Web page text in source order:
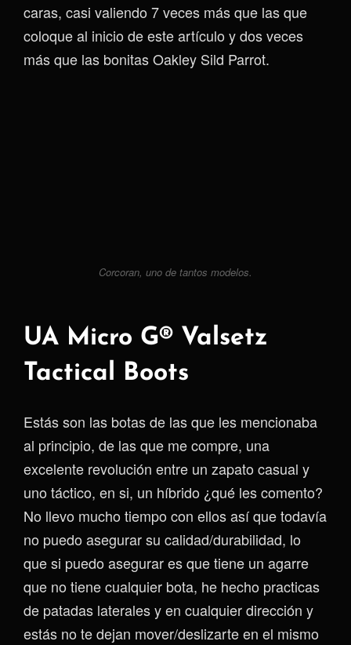
caras, casi valiendo 7 veces más que las que
coloque al inicio de este artículo y dos veces
más que las bonitas Oakley Sild Parrot.
Corcoran, uno de tantos modelos.
UA Micro G® Valsetz
Tactical Boots
Estás son las botas de las que les mencionaba
al principio, de las que me compre, una
excelente revolución entre un zapato casual y
uno táctico, en si, un híbrido ¿qué les comento?
No llevo mucho tiempo con ellos así que todavía
no puedo asegurar su calidad/durabilidad, lo
que si puedo asegurar es que tiene un agarre
que no tiene cualquier bota, he hecho practicas
de patadas laterales y en cualquier dirección y
estás no te dejan mover/deslizarte en el mismo